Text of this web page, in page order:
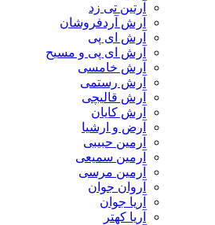
آرتین تی زد
آرش آردفروشان
آرش ای پی
آرش ای پی و مسیح
آرش خامسی
آرش رستمی
آرش قالیچی
آرش کایان
​آرض و ارشیا
آرمین حبیبی
آرمین سمیعی
آرمین مرسی
آروان جوان
آریا جوان
آریا کهتر